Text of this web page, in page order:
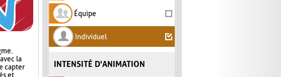
Équipe
Individuel
INTENSITÉ D'ANIMATION
la
capter
et